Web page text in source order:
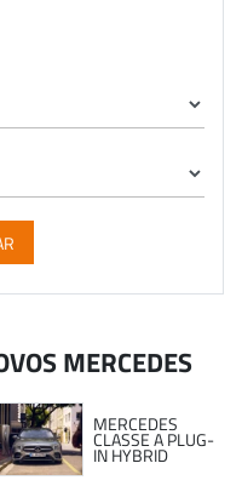
MERCEDES
MERCEDES
CLASSE A PLUG-
IN HYBRID